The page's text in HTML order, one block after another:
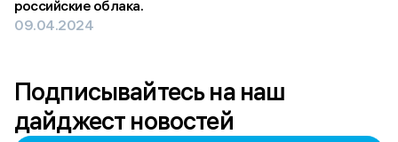
российские облака.
09.04.2024
Подписывайтесь на наш
дайджест новостей